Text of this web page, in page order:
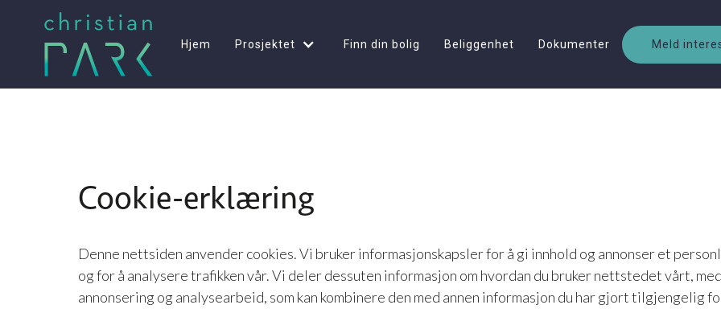
Hjem Prosjektet Finn din bolig Beliggenhet Dokumenter Meld
Cookie-erklæring
Denne nettsiden anvender cookies. Vi bruker informasjonskapsler for å gi innhold og annonser et
og for å analysere trafikken vår. Vi deler dessuten informasjon om hvordan du bruker nettstedet vårt,
annonsering og analysearbeid, som kan kombinere den med annen informasjon du har gjort tilgjengelig